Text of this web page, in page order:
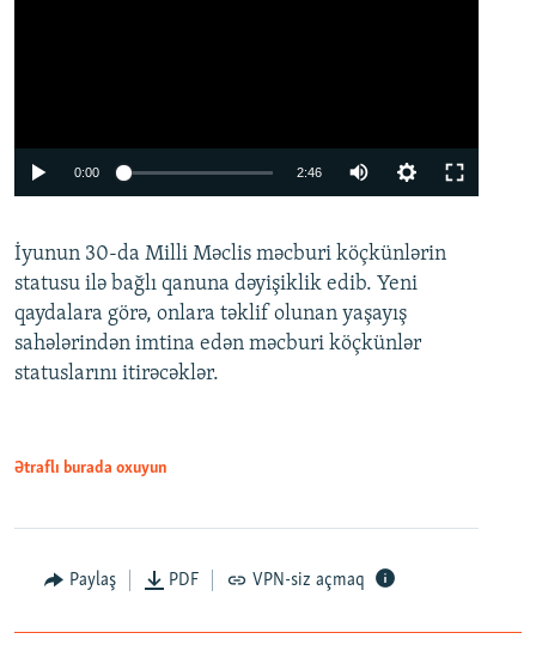
Auto 240p 360p 480p
720p 1080p
0:00 2:46
360p
480p
720p
İyunun 30-da Milli Məclis məcburi köçkünlərin
statusu ilə bağlı qanuna dəyişiklik edib. Yeni
qaydalara görə, onlara təklif olunan yaşayış
sahələrindən imtina edən məcburi köçkünlər
statuslarını itirəcəklər.
Ətraflı burada oxuyun
Paylaş PDF VPN-siz açmaq